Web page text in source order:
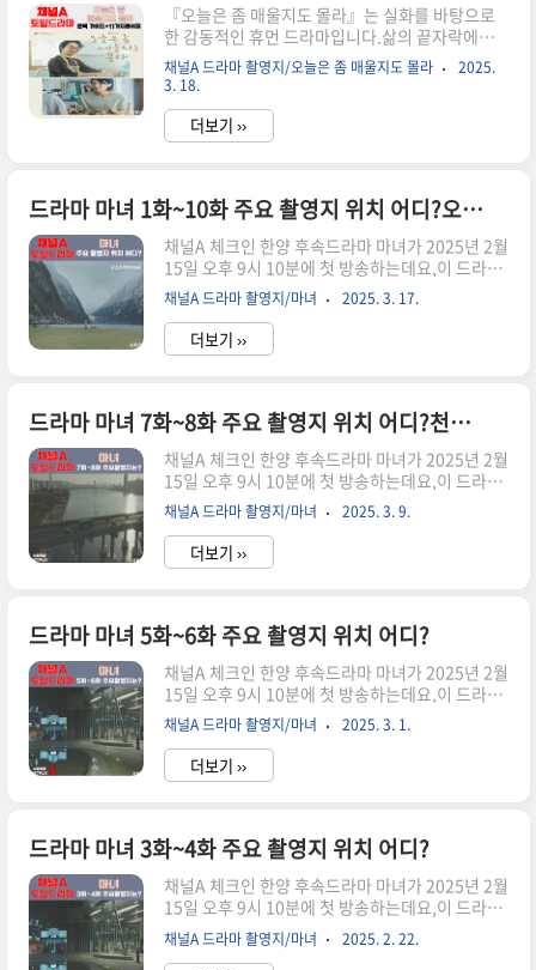
휴먼, 일상, 힐링, 감성 드라마방송사: 채널A방송
일정: 2025년 8월 2일 첫 방송, 매주 토·일 밤 9시
20분연출: 강솔극본: 정회현제작사: 빅오션ENM원
작: 하라다 마..
『오늘은 좀 매울지도 몰라』는 실화를 바탕으로
한 감동적인 휴먼 드라마입니다.삶의 끝자락에서
사랑을 다시 배우고, 요리를 통해 가족 간의 애틋한
감정을 담아낸 이 작품은많은 시청자들에게 깊은
우들의 섬세한 연기와 절제된 연출이 어우러져 단
순한 신파극이아닌 따뜻하고 현실적인 가족 드라마
다.자 그럼 지금부터 오늘은 좀 매울지도 몰라 완벽
울지도 몰라장르: 가족, 휴먼 드라마방송 국가: 대
한민국원작: 강창래 작가의 동명 에세이 『오늘은
좀 매울지도 몰라』연출 및 각본: 이호재 감독방송
채널: 왓챠(오리지널), 채널A(재편성..
채널A 드라마 촬영지/오늘은 좀 매울지도 몰라
2025.
3. 18.
더보기 ››
드라마 마녀 1화~10화 주요 촬영지 위치 어디?오스트리아 할슈타트(Hallstatt)
채널A 체크인 한양 후속드라마 마녀가 2025년 2월
15일 오후 9시 10분에 첫 방송하는데요,이 드라마
는 대한민국 대표 웹툰 작가 강풀의 인기 웹툰을 원
작으로 한 미스터리 로맨스로,벌써부터 많은 팬들
의 관심을 받고 있습니다.특히, 박진영(GOT7)과
노정의가 주연을 맡아 더욱 기대를 모으고 있습니
다! 두둥~방송정보장르미스터리, 로맨스방송 시간
토 · 일 / 오후 9:10 ~방송 기간방송중 2025년 2월
15일 ~ 2025년 3월 16일(예정)방송 횟수10부작
제작사쇼박스, 미스터로맨스채널채널A·라이프타
임추가 채널채널A 플러스제작진연출김태균극본조
유진출연박진영, 노정의 外원작강풀의 카카오웹
툰 〈마녀〉 ▶촬영 기간202..
채널A 드라마 촬영지/마녀 2025. 3. 17.
더보기 ››
드라마 마녀 7화~8화 주요 촬영지 위치 어디?천호대교,와우모터스
채널A 체크인 한양 후속드라마 마녀가 2025년 2월
15일 오후 9시 10분에 첫 방송하는데요,이 드라마
는 대한민국 대표 웹툰 작가 강풀의 인기 웹툰을 원
작으로 한 미스터리 로맨스로,벌써부터 많은 팬들
의 관심을 받고 있습니다.특히, 박진영(GOT7)과
노정의가 주연을 맡아 더욱 기대를 모으고 있습니
다! 두둥~방송정보장르미스터리, 로맨스방송 시간
토 · 일 / 오후 9:10 ~방송 기간방송중 2025년 2월
15일 ~ 2025년 3월 16일(예정)방송 횟수10부작
제작사쇼박스, 미스터로맨스채널채널A·라이프타
임추가 채널채널A 플러스제작진연출김태균극본조
유진출연박진영, 노정의 外원작강풀의 카카오웹
툰 〈마녀〉 ▶촬영 기간202..
채널A 드라마 촬영지/마녀 2025. 3. 9.
더보기 ››
드라마 마녀 5화~6화 주요 촬영지 위치 어디?
채널A 체크인 한양 후속드라마 마녀가 2025년 2월
15일 오후 9시 10분에 첫 방송하는데요,이 드라마
는 대한민국 대표 웹툰 작가 강풀의 인기 웹툰을 원
작으로 한 미스터리 로맨스로,벌써부터 많은 팬들
의 관심을 받고 있습니다.특히, 박진영(GOT7)과
노정의가 주연을 맡아 더욱 기대를 모으고 있습니
다! 두둥~방송정보장르미스터리, 로맨스방송 시간
토 · 일 / 오후 9:10 ~방송 기간방송중 2025년 2월
15일 ~ 2025년 3월 16일(예정)방송 횟수10부작
제작사쇼박스, 미스터로맨스채널채널A·라이프타
임추가 채널채널A 플러스제작진연출김태균극본조
유진출연박진영, 노정의 外원작강풀의 카카오웹
채널A 드라마 촬영지/마녀 2025. 3. 1.
더보기 ››
드라마 마녀 3화~4화 주요 촬영지 위치 어디?
채널A 체크인 한양 후속드라마 마녀가 2025년 2월
15일 오후 9시 10분에 첫 방송하는데요,이 드라마
는 대한민국 대표 웹툰 작가 강풀의 인기 웹툰을 원
작으로 한 미스터리 로맨스로,벌써부터 많은 팬들
채널A 드라마 촬영지/마녀 2025. 2. 22.